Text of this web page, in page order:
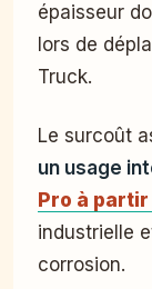
épaisseur
lors de
Truck.
Le surcoût
un usage
Pro à
industrielle
corrosion.